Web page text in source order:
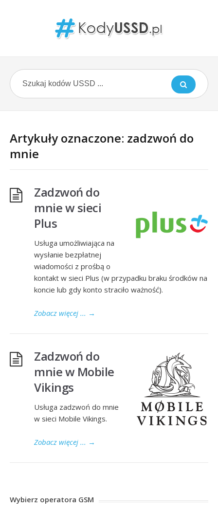
Artykuły oznaczone: zadzwoń do
mnie
Zadzwoń do
mnie w sieci
Plus
Usługa umożliwiająca na
wysłanie bezpłatnej
wiadomości z prośbą o
kontakt w sieci Plus (w przypadku braku środków na
koncie lub gdy konto straciło ważność).
Zobacz więcej ... →
Zadzwoń do
mnie w Mobile
Vikings
Usługa zadzwoń do mnie
w sieci Mobile Vikings.
Zobacz więcej ... →
Wybierz operatora GSM